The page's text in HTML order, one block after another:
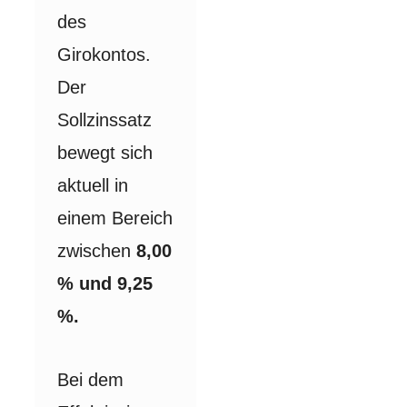
des
Girokontos.
Der
Sollzinssatz
bewegt sich
aktuell in
einem Bereich
zwischen 8,00
% und 9,25
%.
Bei dem